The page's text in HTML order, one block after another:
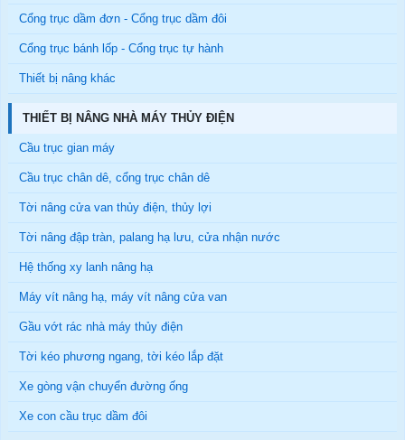
Cổng trục dầm đơn - Cổng trục dầm đôi
Cổng trục bánh lốp - Cổng trục tự hành
Thiết bị nâng khác
THIẾT BỊ NÂNG NHÀ MÁY THỦY ĐIỆN
Cầu trục gian máy
Cầu trục chân dê, cổng trục chân dê
Tời nâng cửa van thủy điện, thủy lợi
Tời nâng đập tràn, palang hạ lưu, cửa nhận nước
Hệ thống xy lanh nâng hạ
Máy vít nâng hạ, máy vít nâng cửa van
Gầu vớt rác nhà máy thủy điện
Tời kéo phương ngang, tời kéo lắp đặt
Xe gòng vận chuyển đường ống
Xe con cầu trục dầm đôi